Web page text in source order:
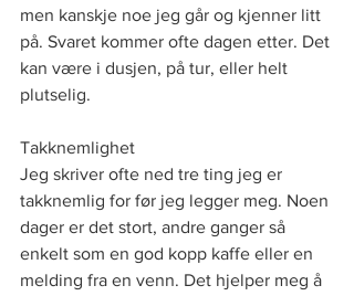
men kanskje noe jeg går og kjenner litt
på. Svaret kommer ofte dagen etter. Det
kan være i dusjen, på tur, eller helt
plutselig.
Takknemlighet
Jeg skriver ofte ned tre ting jeg er
takknemlig for før jeg legger meg. Noen
dager er det stort, andre ganger så
enkelt som en god kopp kaffe eller en
melding fra en venn. Det hjelper meg å